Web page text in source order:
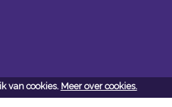
van cookies. Meer over cookies.
toonzaal